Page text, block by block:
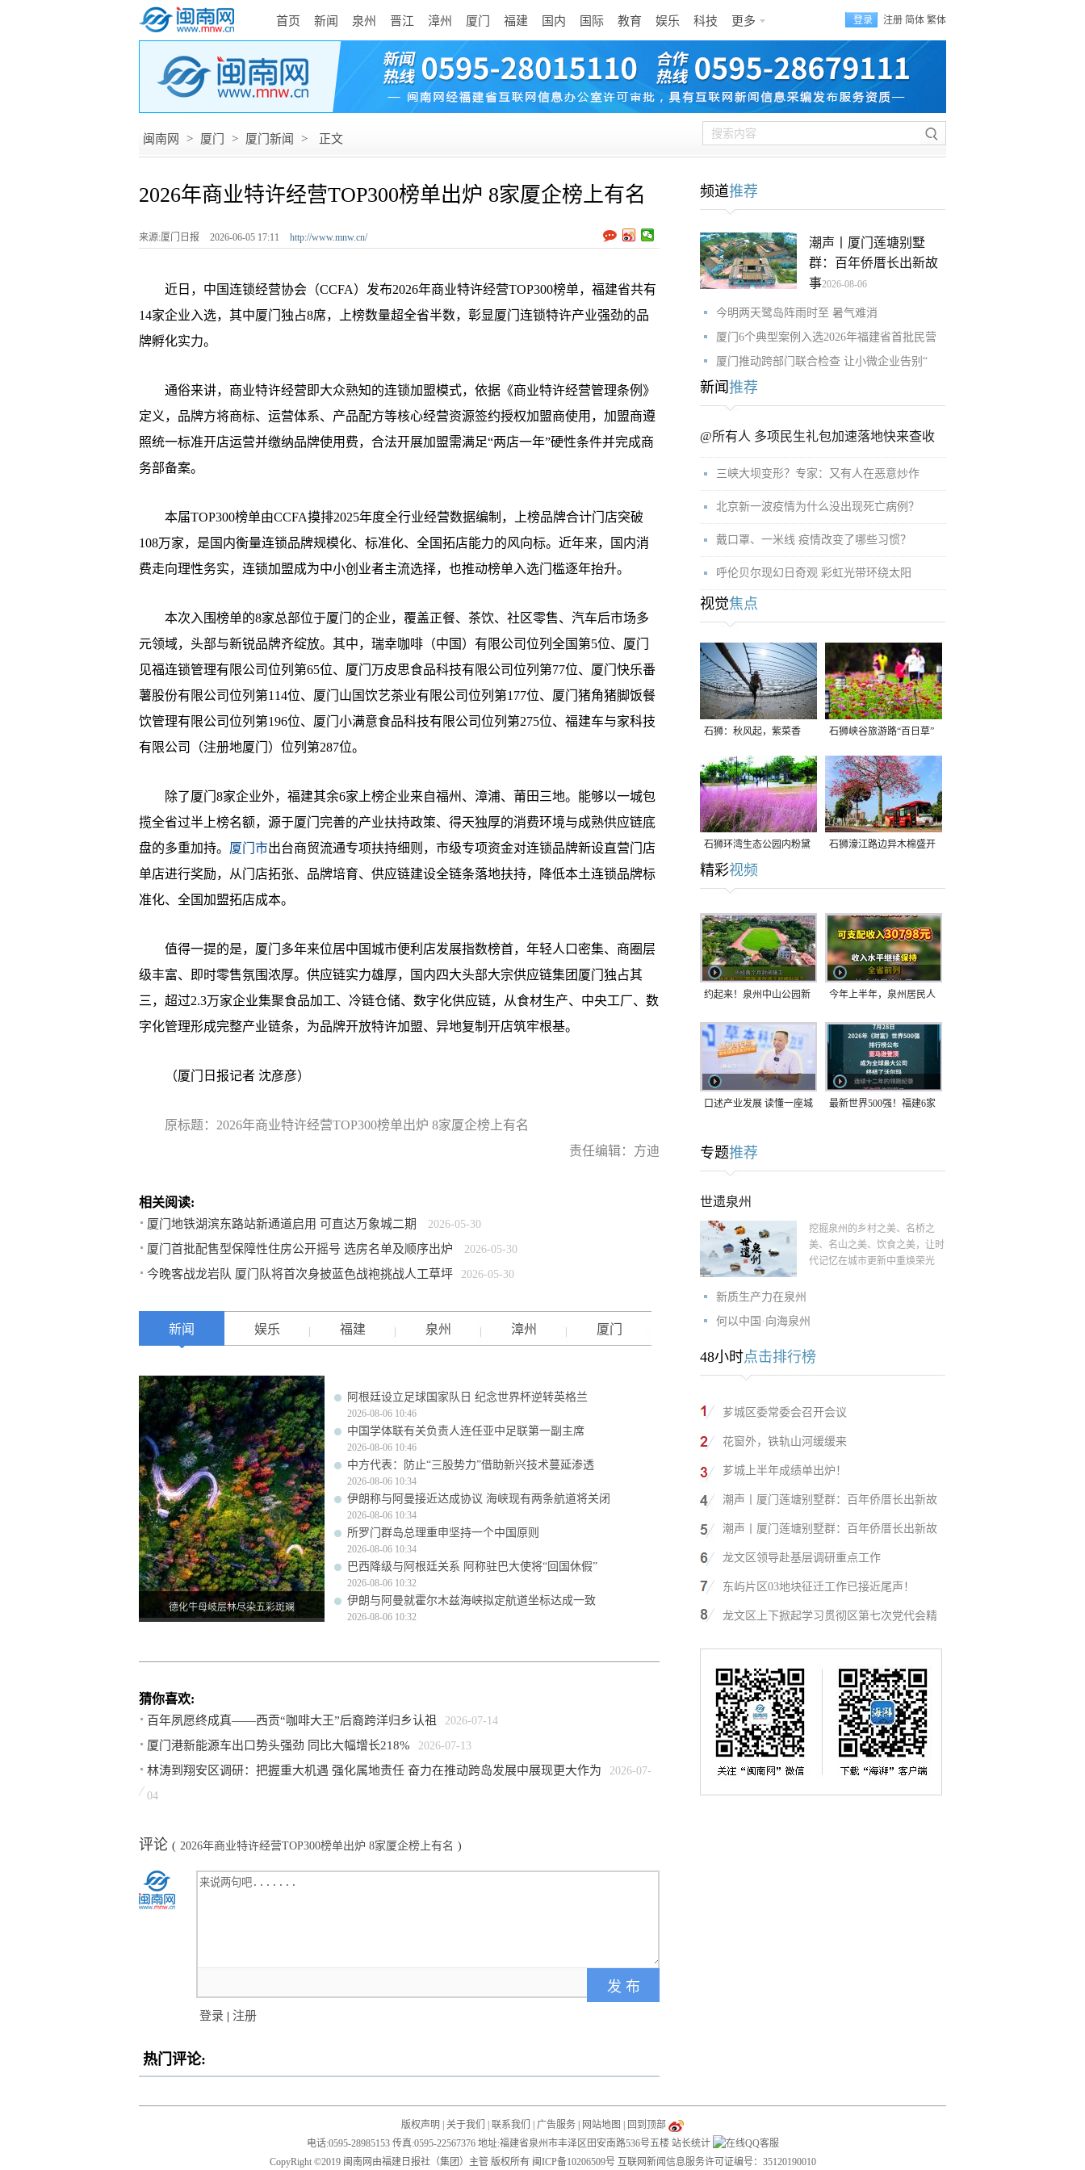
首页 新闻 泉州 晋江 漳州 厦门 福建 国内 国际 教育 娱乐 科技 更多 登录 注册 简体 繁体
闽南网 > 厦门 > 厦门新闻 > 正文
2026年商业特许经营TOP300榜单出炉 8家厦企榜上有名
来源:厦门日报 2026-06-05 17:11 http://www.mnw.cn/
近日，中国连锁经营协会（CCFA）发布2026年商业特许经营TOP300榜单，福建省共有
14家企业入选，其中厦门独占8席，上榜数量超全省半数，彰显厦门连锁特许产业强劲的品
牌孵化实力。
通俗来讲，商业特许经营即大众熟知的连锁加盟模式，依据《商业特许经营管理条例》
定义，品牌方将商标、运营体系、产品配方等核心经营资源签约授权加盟商使用，加盟商遵
照统一标准开店运营并缴纳品牌使用费，合法开展加盟需满足“两店一年”硬性条件并完成商
务部备案。
本届TOP300榜单由CCFA摸排2025年度全行业经营数据编制，上榜品牌合计门店突破
108万家，是国内衡量连锁品牌规模化、标准化、全国拓店能力的风向标。近年来，国内消
费走向理性务实，连锁加盟成为中小创业者主流选择，也推动榜单入选门槛逐年抬升。
本次入围榜单的8家总部位于厦门的企业，覆盖正餐、茶饮、社区零售、汽车后市场多
元领域，头部与新锐品牌齐绽放。其中，瑞幸咖啡（中国）有限公司位列全国第5位、厦门
见福连锁管理有限公司位列第65位、厦门万皮思食品科技有限公司位列第77位、厦门快乐番
薯股份有限公司位列第114位、厦门山国饮艺茶业有限公司位列第177位、厦门猪角猪脚饭餐
饮管理有限公司位列第196位、厦门小满意食品科技有限公司位列第275位、福建车与家科技
有限公司（注册地厦门）位列第287位。
除了厦门8家企业外，福建其余6家上榜企业来自福州、漳浦、莆田三地。能够以一城包
揽全省过半上榜名额，源于厦门完善的产业扶持政策、得天独厚的消费环境与成熟供应链底
盘的多重加持。 厦门市出台商贸流通专项扶持细则，市级专项资金对连锁品牌新设直营门店
单店进行奖励，从门店拓张、品牌培育、供应链建设全链条落地扶持，降低本土连锁品牌标
准化、全国加盟拓店成本。
值得一提的是，厦门多年来位居中国城市便利店发展指数榜首，年轻人口密集、商圈层
级丰富、即时零售氛围浓厚。供应链实力雄厚，国内四大头部大宗供应链集团厦门独占其
三，超过2.3万家企业集聚食品加工、冷链仓储、数字化供应链，从食材生产、中央工厂、数
字化管理形成完整产业链条，为品牌开放特许加盟、异地复制开店筑牢根基。
（厦门日报记者 沈彦彦）
原标题：2026年商业特许经营TOP300榜单出炉 8家厦企榜上有名
责任编辑：方迪
相关阅读:
厦门地铁湖滨东路站新通道启用 可直达万象城二期 2026-05-30
厦门首批配售型保障性住房公开摇号 选房名单及顺序出炉 2026-05-30
今晚客战龙岩队 厦门队将首次身披蓝色战袍挑战人工草坪 2026-05-30
新闻 娱乐 福建 泉州 漳州 厦门
德化牛母岐层林尽染五彩斑斓
阿根廷设立足球国家队日 纪念世界杯逆转英格兰
2026-08-06 10:46
中国学体联有关负责人连任亚中足联第一副主席
2026-08-06 10:46
中方代表：防止“三股势力”借助新兴技术蔓延渗透
2026-08-06 10:34
伊朗称与阿曼接近达成协议 海峡现有两条航道将关闭
2026-08-06 10:34
所罗门群岛总理重申坚持一个中国原则
2026-08-06 10:34
巴西降级与阿根廷关系 阿称驻巴大使将“回国休假”
2026-08-06 10:32
伊朗与阿曼就霍尔木兹海峡拟定航道坐标达成一致
2026-08-06 10:32
猜你喜欢:
百年夙愿终成真——西贡“咖啡大王”后裔跨洋归乡认祖 2026-07-14
厦门港新能源车出口势头强劲 同比大幅增长218% 2026-07-13
林涛到翔安区调研：把握重大机遇 强化属地责任 奋力在推动跨岛发展中展现更大作为 2026-07-
04
评论 ( 2026年商业特许经营TOP300榜单出炉 8家厦企榜上有名 )
登录 | 注册
热门评论:
频道推荐
潮声丨厦门莲塘别墅
群：百年侨厝长出新故
事2026-08-06
今明两天鹭岛阵雨时至 暑气难消
厦门6个典型案例入选2026年福建省首批民营
厦门推动跨部门联合检查 让小微企业告别“
新闻 推荐
@所有人 多项民生礼包加速落地快来查收
三峡大坝变形？专家：又有人在恶意炒作
北京新一波疫情为什么没出现死亡病例？
戴口罩、一米线 疫情改变了哪些习惯？
呼伦贝尔现幻日奇观 彩虹光带环绕太阳
视觉焦点
石狮：秋风起，紫菜香 石狮峡谷旅游路“百日草”
争相斗艳
石狮环湾生态公园内粉黛
乱子草盛放
石狮濠江路边异木棉盛开
精彩视频
约起来！泉州中山公园新 今年上半年，泉州居民人
口述产业发展 读懂一座城
家，率先研发草本卫生巾
最新世界500强！福建6家
专题推荐
世遗泉州
挖掘泉州的乡村之美、名桥之
美、名山之美、饮食之美，让时
代记忆在城市更新中重焕荣光
新质生产力在泉州
何以中国·向海泉州
48小时点击排行榜
芗城区委常委会召开会议
花窗外，铁轨山河缓缓来
芗城上半年成绩单出炉！
潮声丨厦门莲塘别墅群：百年侨厝长出新故
潮声丨厦门莲塘别墅群：百年侨厝长出新故
龙文区领导赴基层调研重点工作
东屿片区03地块征迁工作已接近尾声！
龙文区上下掀起学习贯彻区第七次党代会精
版权声明 关于我们 联系我们 广告服务 网站地图
回到顶部
电话:0595-28985153 传真:0595-22567376 地址:福建省泉州市丰泽区田安南路536号五楼 站长统计
CopyRight ©2019 闽南网由福建日报社（集团）主管 版权所有 闽ICP备10206509号 互联网新闻信息服务许可证编号：35120190010